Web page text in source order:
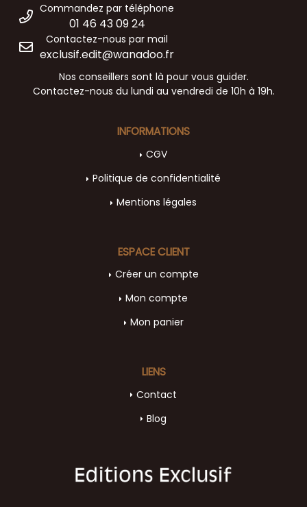
Commandez par téléphone
01 46 43 09 24
Contactez-nous par mail
exclusif.edit@wanadoo.fr
Nos conseillers sont là pour vous guider.
Contactez-nous du lundi au vendredi de 10h à 19h.
INFORMATIONS
CGV
Politique de confidentialité
Mentions légales
LIENS
Contact
Blog
ESPACE CLIENT
Créer un compte
Mon compte
Mon panier